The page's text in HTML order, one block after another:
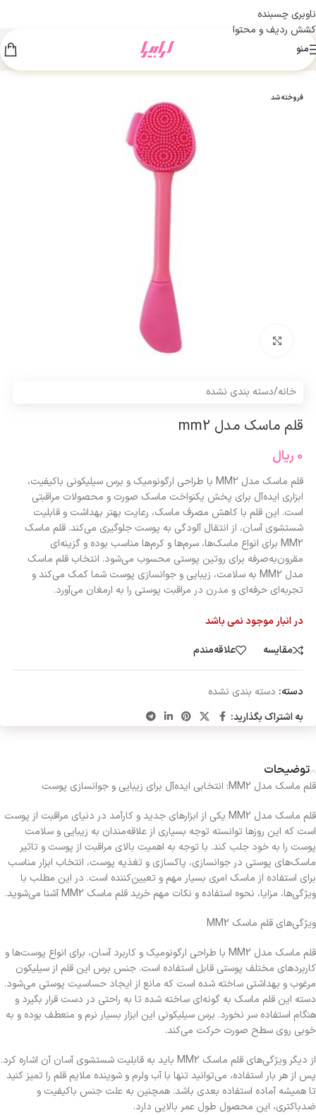
ناوبری چسبنده
کشش ردیف و محتوا
منو
فروخته شد
برای بزرگنمایی کلیک کنید
خانه/دسته بندی نشده
قلم ماسک مدل mm2
0 ریال
قلم ماسک مدل MM2 با طراحی ارگونومیک و برس سیلیکونی باکیفیت،
ابزاری ایده‌آل برای پخش یکنواخت ماسک صورت و محصولات مراقبتی
است. این قلم با کاهش مصرف ماسک، رعایت بهتر بهداشت و قابلیت
شستشوی آسان، از انتقال آلودگی به پوست جلوگیری می‌کند. قلم ماسک
MM2 برای انواع ماسک‌ها، سرم‌ها و کرم‌ها مناسب بوده و گزینه‌ای
مقرون‌به‌صرفه برای روتین پوستی محسوب می‌شود. انتخاب قلم ماسک
مدل MM2 به سلامت، زیبایی و جوانسازی پوست شما کمک می‌کند و
تجربه‌ای حرفه‌ای و مدرن در مراقبت پوستی را به ارمغان می‌آورد.
در انبار موجود نمی باشد
مقایسه
علاقه‌مندم
دسته: دسته بندی نشده
به اشتراک بگذارید:
توضیحات
قلم ماسک مدل MM2: انتخابی ایده‌آل برای زیبایی و جوانسازی پوست
قلم ماسک مدل MM2 یکی از ابزارهای جدید و کارآمد در دنیای مراقبت از پوست
است که این روزها توانسته توجه بسیاری از علاقه‌مندان به زیبایی و سلامت
پوست را به خود جلب کند. با توجه به اهمیت بالای مراقبت از پوست و تاثیر
ماسک‌های پوستی در جوانسازی، پاکسازی و تغذیه پوست، انتخاب ابزار مناسب
برای استفاده از ماسک امری بسیار مهم و تعیین‌کننده است. در این مطلب با
ویژگی‌ها، مزایا، نحوه استفاده و نکات مهم خرید قلم ماسک MM2 آشنا می‌شوید.
ویژگی‌های قلم ماسک MM2
قلم ماسک مدل MM2 با طراحی ارگونومیک و کاربرد آسان، برای انواع پوست‌ها و
کاربردهای مختلف پوستی قابل استفاده است. جنس برس این قلم از سیلیکون
مرغوب و بهداشتی ساخته شده است که مانع از ایجاد حساسیت پوستی می‌شود.
دسته این قلم ماسک به گونه‌ای ساخته شده تا به راحتی در دست قرار بگیرد و
هنگام استفاده سر نخورد. برس سیلیکونی این ابزار بسیار نرم و منعطف بوده و به
خوبی روی سطح صورت حرکت می‌کند.
از دیگر ویژگی‌های قلم ماسک MM2 باید به قابلیت شستشوی آسان آن اشاره کرد.
پس از هر بار استفاده، می‌توانید تنها با آب ولرم و شوینده ملایم قلم را تمیز کنید
تا همیشه آماده استفاده بعدی باشد. همچنین به علت جنس باکیفیت و
ضدباکتری، این محصول طول عمر بالایی دارد.